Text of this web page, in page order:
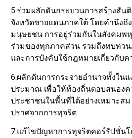
5.ร่วมผลักดันกระบวนการสร้างสัน
จังหวัดชายแดนภาคใต้ โดยคำนึงถึ
มนุษยชน การอยู่ร่วมกันในสังคมพ
ร่วมของทุกภาคส่วน รวมถึงทบทว
และการบังคับใช้กฎหมายเกี่ยวกับ
6.ผลักดันการกระจายอำนาจทั้งใน
ประมาณ เพื่อให้ท้องถิ่นตอบสนองค
ประชาชนในพื้นที่ได้อย่างเหมาะส
ปราศจากการทุจริต
7.แก้ไขปัญหาการทุจริตคอร์รัปชั่นโ